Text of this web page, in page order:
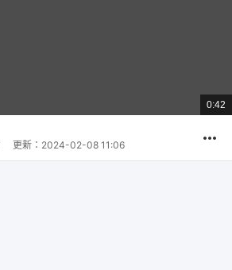
總
共
0:42
更新： 2024-02-08 11:06